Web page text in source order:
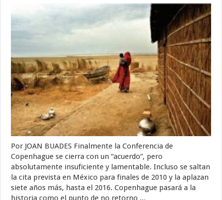
Por JOAN BUADES Finalmente la Conferencia de
Copenhague se cierra con un “acuerdo”, pero
absolutamente insuficiente y lamentable. Incluso se saltan
la cita prevista en México para finales de 2010 y la aplazan
siete años más, hasta el 2016. Copenhague pasará a la
historia como el punto de no retorno ...